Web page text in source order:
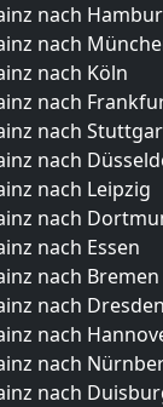
nach
nach
nach Köln
nach
nach
nach
nach Leipzig
nach
nach Essen
nach Bremen
nach Dresden
nach
nach
nach